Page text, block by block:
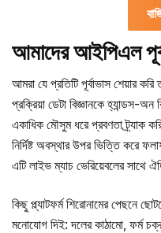
আমাদের আইপিএল
আমরা যে প্রতিটি পূর্বাভাস শেয়ার
প্রক্রিয়া ডেটা বিজ্ঞানকে হ্যান্ডস-
একাধিক মৌসুম ধরে প্রবণতা ট্র্যাক
নির্দিষ্ট অবস্থার উপর ভিত্তি করে
এটি লাইভ ম্যাচ ভেরিয়েবলের সাথে
কিছু প্ল্যাটফর্ম শিরোনামের পেছনে
মনোযোগ দিই: দলের কাঠামো, ফর্ম